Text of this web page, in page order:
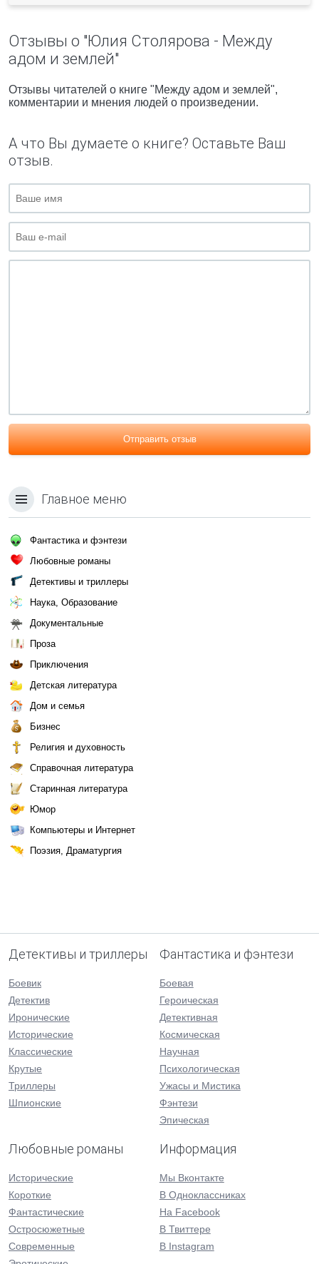
Отзывы о "Юлия Столярова - Между
адом и землей"
Отзывы читателей о книге "Между адом и землей",
комментарии и мнения людей о произведении.
А что Вы думаете о книге? Оставьте Ваш
отзыв.
Отправить отзыв
Главное меню
Фантастика и фэнтези
Любовные романы
Детективы и триллеры
Наука, Образование
Документальные
Проза
Приключения
Детская литература
Дом и семья
Бизнес
Религия и духовность
Справочная литература
Старинная литература
Юмор
Компьютеры и Интернет
Поэзия, Драматургия
Детективы и триллеры
Боевик
Детектив
Иронические
Исторические
Классические
Крутые
Триллеры
Шпионские
Фантастика и фэнтези
Боевая
Героическая
Детективная
Космическая
Научная
Психологическая
Ужасы и Мистика
Фэнтези
Эпическая
Любовные романы
Исторические
Короткие
Фантастические
Остросюжетные
Современные
Информация
Мы Вконтакте
В Одноклассниках
На Facebook
В Твиттере
В Instagram